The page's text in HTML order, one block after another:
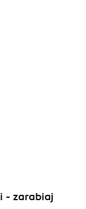
- zarabiaj